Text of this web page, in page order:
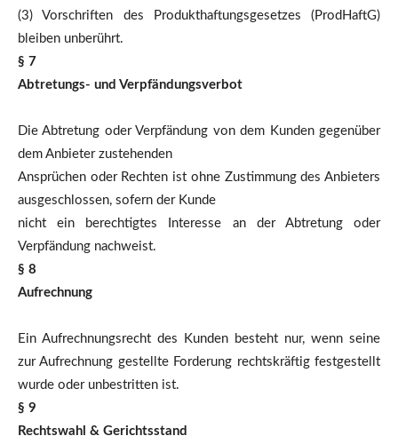
(3) Vorschriften des Produkthaftungsgesetzes (ProdHaftG)
bleiben unberührt.
§ 7
Abtretungs- und Verpfändungsverbot
Die Abtretung oder Verpfändung von dem Kunden gegenüber
dem Anbieter zustehenden
Ansprüchen oder Rechten ist ohne Zustimmung des Anbieters
ausgeschlossen, sofern der Kunde
nicht ein berechtigtes Interesse an der Abtretung oder
Verpfändung nachweist.
§ 8
Aufrechnung
Ein Aufrechnungsrecht des Kunden besteht nur, wenn seine
zur Aufrechnung gestellte Forderung rechtskräftig festgestellt
wurde oder unbestritten ist.
§ 9
Rechtswahl & Gerichtsstand